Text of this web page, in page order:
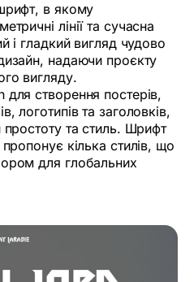
в якому
лінії та сучасна
і гладкий вигляд чудово
надаючи проєкту
вигляду.
для створення постерів,
логотипів та заголовків,
простоту та стиль. Шрифт
кілька стилів, що
для глобальних